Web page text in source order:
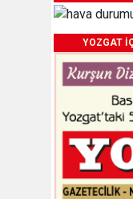
YOZGAT